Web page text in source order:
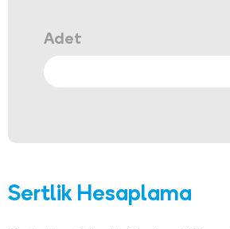
Adet
Sertlik Hesaplama